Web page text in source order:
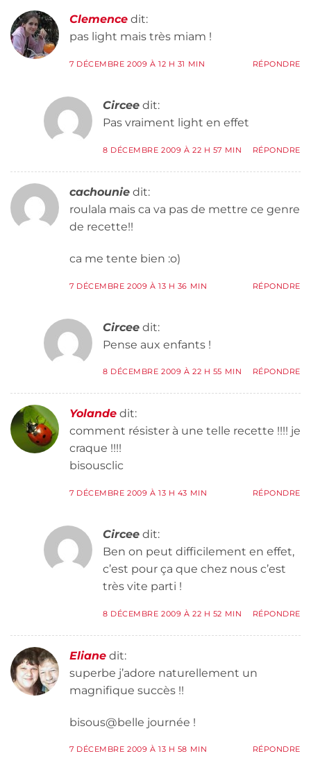
Clemence dit:
pas light mais très miam !
7 DÉCEMBRE 2009 À 12 H 31 MIN RÉPONDRE
Circee dit:
Pas vraiment light en effet
8 DÉCEMBRE 2009 À 22 H 57 MIN RÉPONDRE
cachounie dit:
roulala mais ca va pas de mettre ce genre
de recette!!
ca me tente bien :o)
7 DÉCEMBRE 2009 À 13 H 36 MIN RÉPONDRE
Circee dit:
Pense aux enfants !
8 DÉCEMBRE 2009 À 22 H 55 MIN RÉPONDRE
Yolande dit:
comment résister à une telle recette !!!! je
craque !!!!
bisousclic
7 DÉCEMBRE 2009 À 13 H 43 MIN RÉPONDRE
Circee dit:
Ben on peut difficilement en effet,
c’est pour ça que chez nous c’est
très vite parti !
8 DÉCEMBRE 2009 À 22 H 52 MIN RÉPONDRE
Eliane dit:
superbe j’adore naturellement un
magnifique succès !!
bisous@belle journée !
7 DÉCEMBRE 2009 À 13 H 58 MIN RÉPONDRE